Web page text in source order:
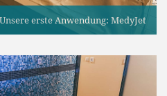
Unsere erste Anwendung: MedyJet